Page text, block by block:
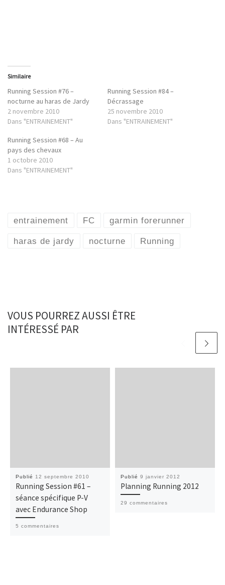
Similaire
Running Session #76 –
nocturne au haras de Jardy
2 novembre 2010
Dans "ENTRAINEMENT"
Running Session #84 –
Décrassage
25 novembre 2010
Dans "ENTRAINEMENT"
Running Session #68 – Au
pays des chevaux
1 octobre 2010
Dans "ENTRAINEMENT"
entrainement FC garmin forerunner
haras de jardy nocturne Running
VOUS POURREZ AUSSI ÊTRE
INTÉRESSÉ PAR
Publié 12 septembre 2010
Running Session #61 –
séance spécifique P-V
avec Endurance Shop
5 commentaires
Publié9 janvier 2012
Planning Running 2012
29 commentaires